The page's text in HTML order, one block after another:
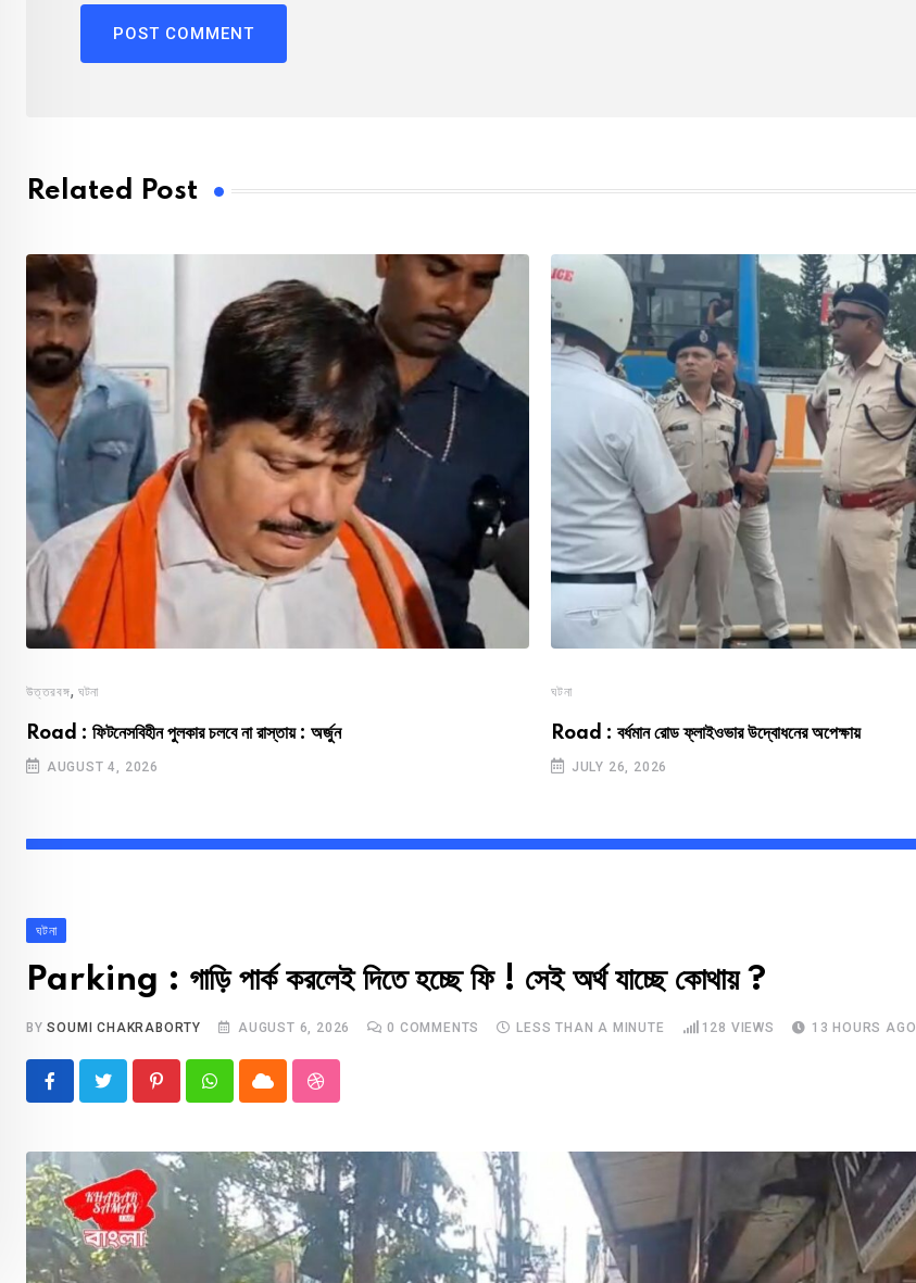
Related Post
উত্তরবঙ্গ, ঘটনা
Road : ফিটনেসবিহীন পুলকার চলবে না রাস্তায় : অর্জুন
AUGUST 4, 2026
ঘটনা
Road : বর্ধমান রোড ফ্লাইওভার উদ্বোধনের অপেক্ষায়
JULY 26, 2026
ঘটনা
Parking : গাড়ি পার্ক করলেই দিতে হচ্ছে ফি ! সেই অর্থ যাচ্ছে কোথায় ?
BYSOUMI CHAKRABORTY AUGUST 6, 2026 0 COMMENTS LESS THAN A MINUTE 128 VIEWS 13 HOURS AGO
PinterestWhatsappCloud StumbleUpon